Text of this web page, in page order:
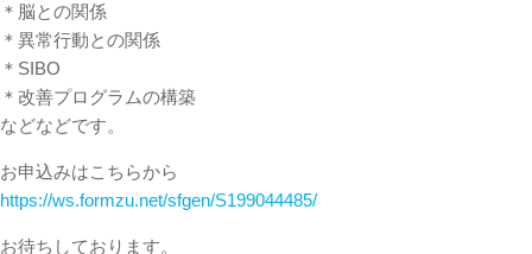
＊脳との関係
＊異常行動との関係
＊SIBO
＊改善プログラムの構築
などなどです。
お申込みはこちらから
https://ws.formzu.net/sfgen/S199044485/
お待ちしております。